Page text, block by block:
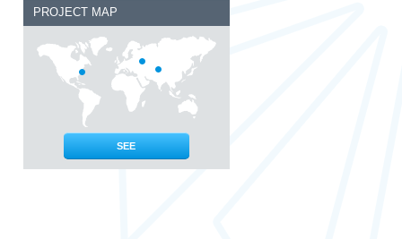
PROJECT MAP
SEE